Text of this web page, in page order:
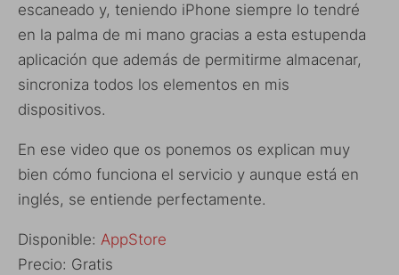
escaneado y, teniendo iPhone siempre lo tendré
en la palma de mi mano gracias a esta estupenda
aplicación que además de permitirme almacenar,
sincroniza todos los elementos en mis
dispositivos.
En ese video que os ponemos os explican muy
bien cómo funciona el servicio y aunque está en
inglés, se entiende perfectamente.
Disponible: AppStore
Precio: Gratis